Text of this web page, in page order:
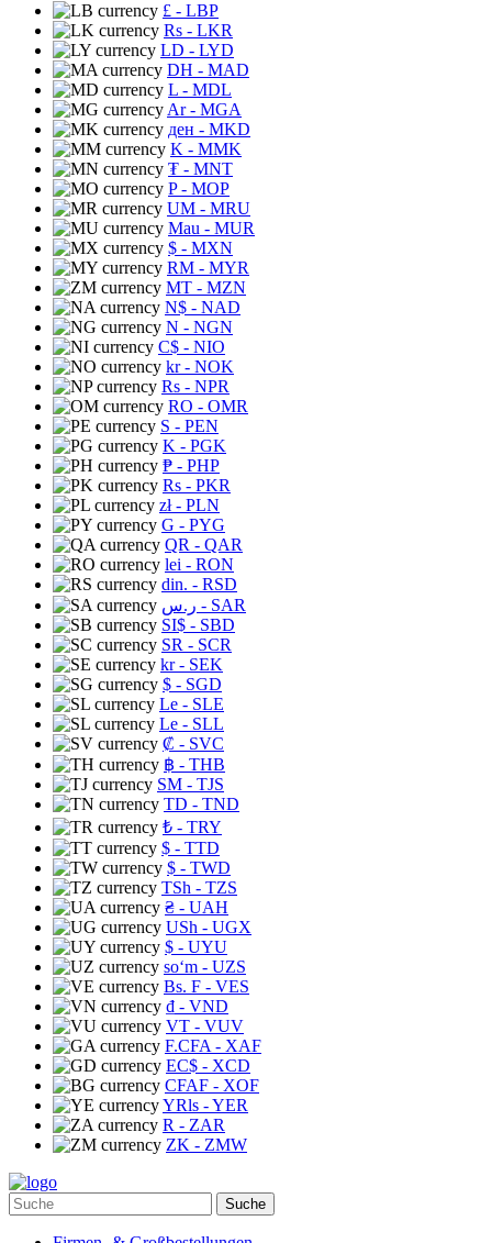
£ - LBP
Rs - LKR
LD - LYD
DH - MAD
L - MDL
Ar- MGA
ден - MKD
K - MMK
₮ - MNT
P- MOP
UM - MRU
Mau - MUR
$ - MXN
RM - MYR
MT - MZN
N$ - NAD
N - NGN
C$ - NIO
kr- NOK
Rs - NPR
RO - OMR
S - PEN
K - PGK
₱ - PHP
Rs - PKR
zł- PLN
G - PYG
QR - QAR
lei - RON
din. - RSD
ر.س - SAR
SI$ - SBD
SR - SCR
kr- SEK
$ - SGD
Le - SLE
Le - SLL
₡ - SVC
฿ - THB
ЅМ - TJS
TD - TND
₺ - TRY
$ - TTD
$ - TWD
TSh - TZS
₴ - UAH
USh - UGX
$ - UYU
soʻm - UZS
Bs. F - VES
₫ - VND
VT - VUV
F.CFA - XAF
EC$ - XCD
CFAF - XOF
YRls - YER
R - ZAR
ZK - ZMW
Suche